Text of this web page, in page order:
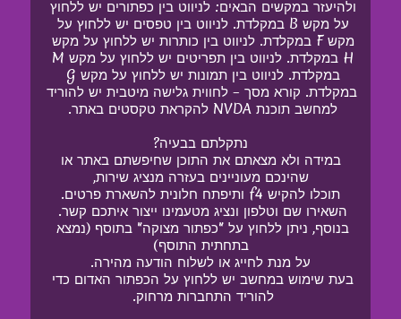
במקלדת. קורא מסך – לחווית גלישה מיטבית יש להוריד
למחשב תוכנת NVDA להקראת טקסטים באתר.
נתקלתם בבעיה?
שהינכם מעוניינים בעזרה מנציג שירות,
תוכלו להקיש f4 ותיפתח חלונית להשארת פרטים.
בתחתית התוסף)
על מנת לחייג או לשלוח הודעה מהירה.
להוריד התחברות מרחוק.